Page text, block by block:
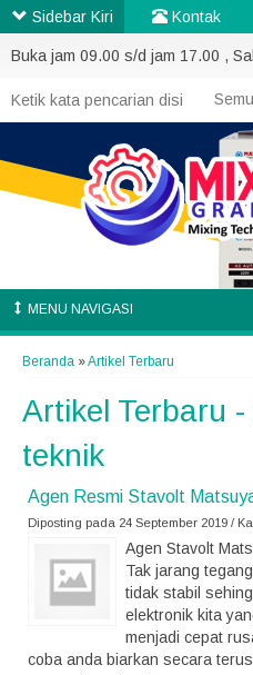
Buka jam 09.00 s/d jam 17.00 ,
MENU NAVIGASI
Beranda »Artikel Terbaru
Artikel Terbaru
teknik
Agen Resmi Stavolt
Diposting pada 24 September 2019 /
Agen Stavolt
Tak jarang
tidak stabil
elektronik kita
menjadi cepat
coba anda biarkan secara
Sidebar Kiri Kontak